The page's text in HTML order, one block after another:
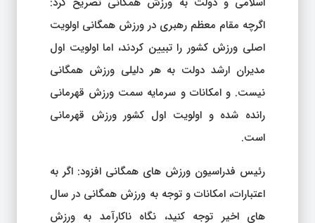
اگرچه مقام معظم رهبری در ورزش همگانی اولویت
اصلی ورزش کشور را تبیین کردند، اما اولویت اول
مدیران ارشد دولت به هر دلیلی ورزش همگانی
نیست. و امکانات و سرمایه سمت ورزش قهرمانی
رانده شده و اولویت اول کشور ورزش قهرمانی
است.
رئیس فدراسیون ورزش های همگانی افزود: اگر به
اعتبارات، امکانات و توجه به ورزش همگانی در سال
های اخیر توجه کنید، نگاه ناکارآمد به ورزش